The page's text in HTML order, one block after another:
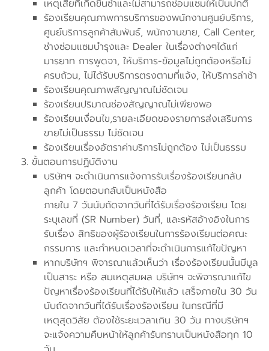
เหตุเสียที่เกิดขึ้นซ้ำและไม่สามารถซ่อมแซมให้เป็นปกติ
ร้องเรียนคุณภาพการบริการของพนักงานศูนย์บริการ,
ศูนย์บริการลูกค้าสัมพันธ์, พนักงานขาย, Call Center,
ช่างซ่อมแซมบำรุงและ Dealer ในเรื่องต่างๆได้แก่
มารยาท การพูดจา, ให้บริการ-ข้อมูลไม่ถูกต้องหรือไม่
ครบถ้วน, ไม่ได้รับบริการตรงตามที่แจ้ง, ให้บริการล่าช้า
ร้องเรียนคุณภาพสัญญาณไม่ชัดเจน
ร้องเรียนปริมาณช่องสัญญาณไม่เพียงพอ
ร้องเรียนเงื่อนไข,รายละเอียดของรายการส่งเสริมการ
ขายไม่เป็นธรรม ไม่ชัดเจน
ร้องเรียนเรื่องอัตราค่าบริการไม่ถูกต้อง ไม่เป็นธรรม
ขั้นตอนการปฏิบัติงาน
บริษัทฯ จะดำเนินการแจ้งการรับเรื่องร้องเรียนกลับ
ลูกค้า โดยตอบกลับเป็นหนังสือ
ภายใน 7 วันนับถัดจากวันที่ได้รับเรื่องร้องเรียน โดย
ระบุเลขที่ (SR Number) วันที่, และรหัสอ้างอิงในการ
รับเรื่อง สิทธิของผู้ร้องเรียนในการร้องเรียนต่อคณะ
กรรมการ และกำหนดเวลาที่จะดำเนินการแก้ไขปัญหา
หากบริษัทฯ พิจารณาแล้วเห็นว่า เรื่องร้องเรียนนั้นมีมูล
เป็นสาระ หรือ สมเหตุสมผล บริษัทฯ จะพิจารณาแก้ไข
ปัญหาเรื่องร้องเรียนที่ได้รับให้แล้ว เสร็จภายใน 30 วัน
นับถัดจากวันที่ได้รับเรื่องร้องเรียน ในกรณีที่มี
เหตุสุดวิสัย ต้องใช้ระยะเวลาเกิน 30 วัน ทางบริษัทฯ
จะแจ้งความคืบหน้าให้ลูกค้ารับทราบเป็นหนังสือทุก 10